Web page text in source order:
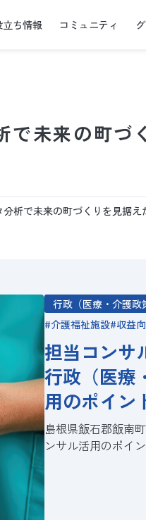
立ち情報 コミュニティ
で未来の町づ
分析で未来の町づくりを見据
行政（医療・介護政
介護福祉施設 収益
担当コンサ
行政（医療
用のポイン
島根県飯石郡飯南
ンサル活用のポイ